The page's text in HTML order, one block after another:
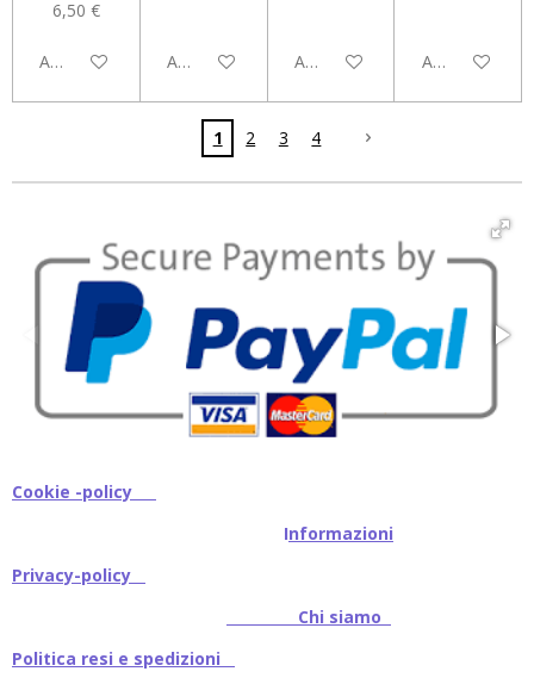
6,50 €
Aggiungi al carrelloAggiungi al carrelloAggiungi al carrelloAggiungi al
1 2 3 4
Cookie -policy
Informazioni
Privacy-policy
Chi siamo
Politica resi e spedizioni